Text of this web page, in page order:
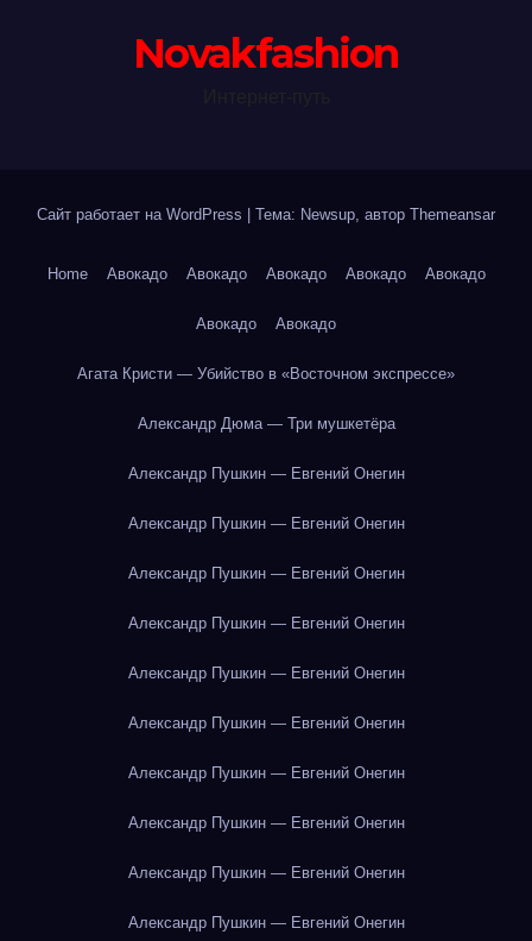
Novakfashion
Сайт работает на WordPress Тема: Newsup, автор Themeansar
Home Авокадо Авокадо Авокадо Авокадо Авокадо
Авокадо Авокадо
Агата Кристи — Убийство в «Восточном экспрессе»
Александр Дюма — Три мушкетёра
Александр Пушкин — Евгений Онегин
Александр Пушкин — Евгений Онегин
Александр Пушкин — Евгений Онегин
Александр Пушкин — Евгений Онегин
Александр Пушкин — Евгений Онегин
Александр Пушкин — Евгений Онегин
Александр Пушкин — Евгений Онегин
Александр Пушкин — Евгений Онегин
Александр Пушкин — Евгений Онегин
Александр Пушкин — Евгений Онегин